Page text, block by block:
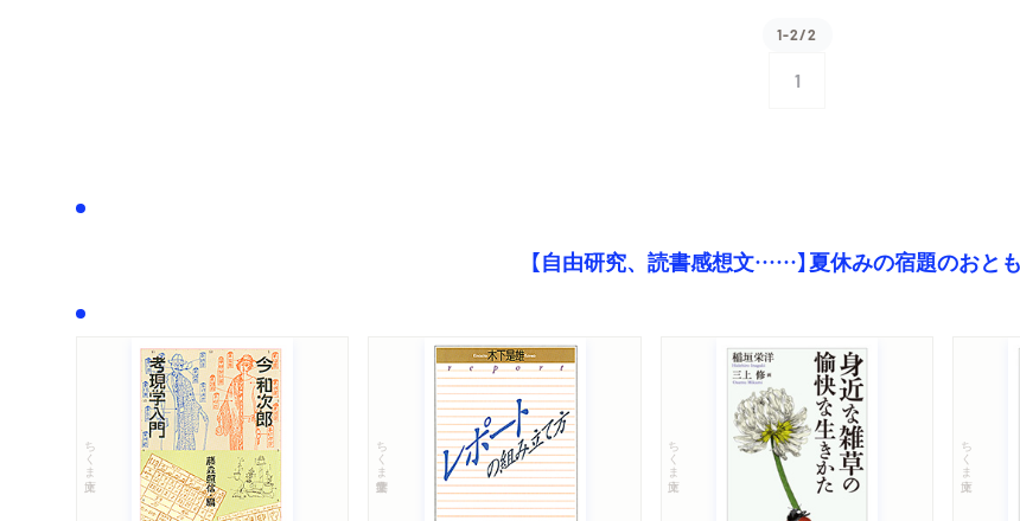
1-2/2
1
【自由研究、読書感想文……】夏休みの宿題のおと
ちくま文庫 ちくま学芸文庫 ちくま文庫 ちくま文庫